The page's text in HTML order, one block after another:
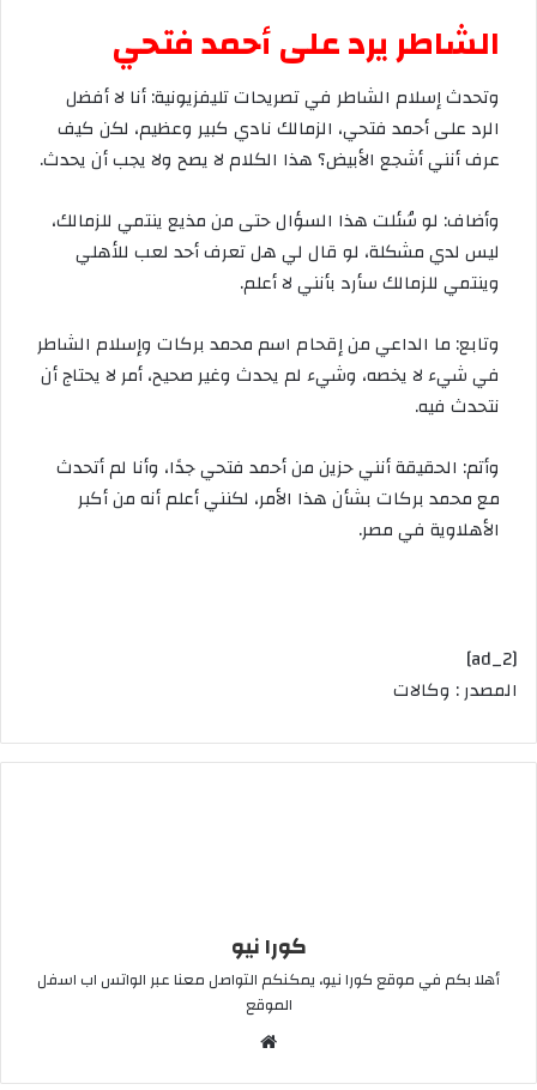
الشاطريردعلىأحمدفتحي
وتحدثإسلام الشاطر فيتصريحاتتليفزيونية:أنا لاأفضل
الرد علىأحمد فتحي، الزمالكنادي كبير وعظيم، لكن كيف
عرفأننيأشجع الأبيض؟هذا الكلاملايصح ولايجبأنيحدث.
وأضاف: لوسُئلتهذا السؤالحتىمنمذيعينتمي للزمالك،
ليس لديمشكلة، لو قال ليهلتعرفأحد لعب للأهلي
وينتمي للزمالكسأرد بأننيلاأعلم.
وتابع: ما الداعيمنإقحام اسممحمدبركات وإسلام الشاطر
فيشيءلايخصه، وشيء لميحدث وغيرصحيح،أمرلايحتاجأن
نتحدث فيه.
وأتم: الحقيقةأننيحزينمنأحمد فتحيجدًا، وأنا لمأتحدث
معمحمدبركاتبشأنهذا الأمر، لكننيأعلمأنهمنأكبر
الأهلاوية فيمصر.
[ad_2]
المصدر : وكالات
كورا نيو
أهلا بكم في موقع كورا نيو، يمكنكم التواصل معنا عبر الواتس اب اسفل
الموقع